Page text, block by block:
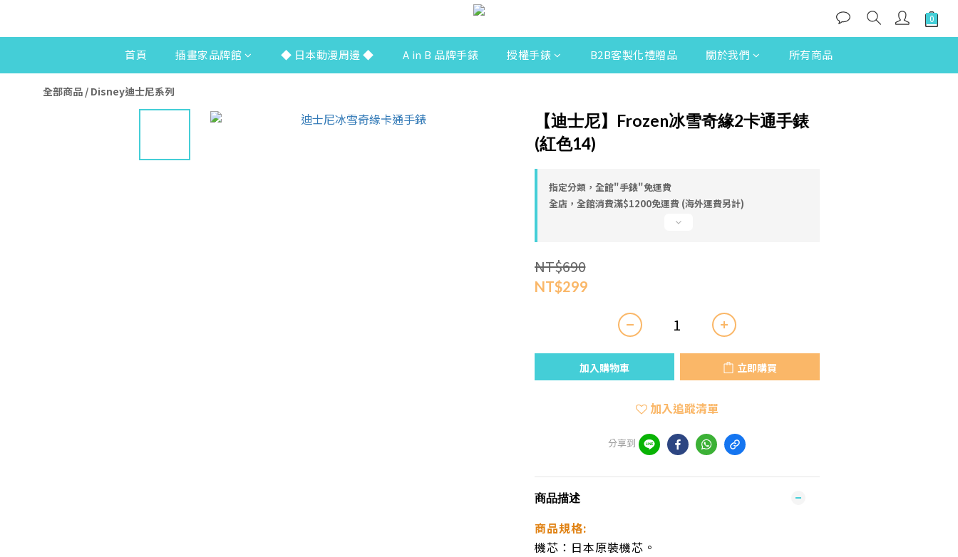
首頁 插畫家品牌館 ◆ 日本動漫周邊 ◆ A in B 品牌手錶 授權手錶 B2B客製化禮贈品 關於我們 所有商品
全部商品 / Disney迪士尼系列
【迪士尼】Frozen冰雪奇緣2卡通手錶
(紅色14)
指定分類，全館"手錶"免運費
全店，全館消費滿$1200免運費 (海外運費另計)
NT$690
NT$299
加入購物車 立即購買
加入追蹤清單
分享到
商品描述
商品規格:
機芯：日本原裝機芯。
立即購買